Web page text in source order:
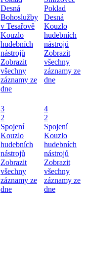
Desná
Bohoslužby
v Tesařově
Kouzlo
hudebních
nástrojů
Zobrazit
všechny
záznamy ze
dne
Poklad
Desná
Kouzlo
hudebních
nástrojů
Zobrazit
všechny
záznamy ze
dne
3
2
Spojení
Kouzlo
hudebních
nástrojů
Zobrazit
všechny
záznamy ze
dne
4
2
Spojení
Kouzlo
hudebních
nástrojů
Zobrazit
všechny
záznamy ze
dne